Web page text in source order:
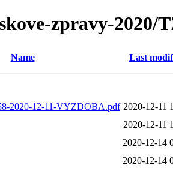
zpravy-2020/
Name Last
2020-12-11-VYZDOBA.pdf 2020-12-11
2020-12-11
2020-12-14
2020-12-14